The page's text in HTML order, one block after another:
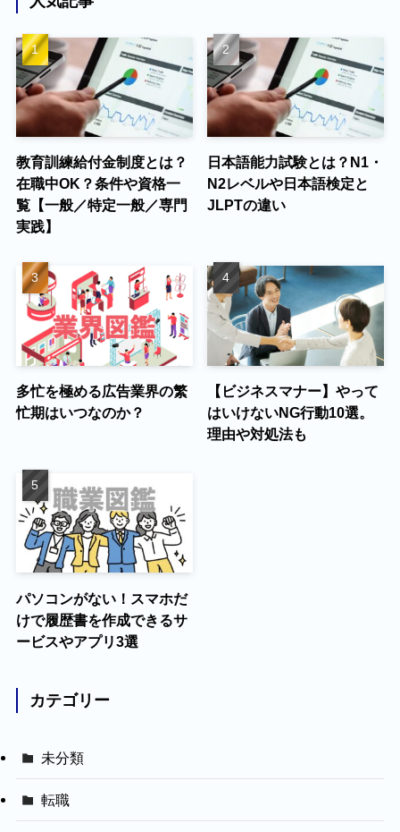
教育訓練給付金制度とは？
在職中OK？条件や資格一
覧【一般／特定一般／専門
実践】
日本語能力試験とは？N1・
N2レベルや日本語検定と
JLPTの違い
多忙を極める広告業界の繁
忙期はいつなのか？
【ビジネスマナー】やって
はいけないNG行動10選。
理由や対処法も
パソコンがない！スマホだ
けで履歴書を作成できるサ
ービスやアプリ3選
カテゴリー
未分類
転職